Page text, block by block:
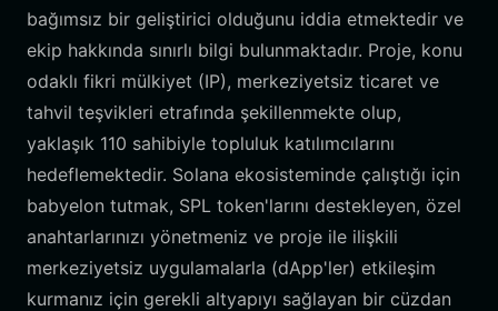
bağımsız bir geliştirici olduğunu iddia etmektedir ve
ekip hakkında sınırlı bilgi bulunmaktadır. Proje, konu
odaklı fikri mülkiyet (IP), merkeziyetsiz ticaret ve
tahvil teşvikleri etrafında şekillenmekte olup,
yaklaşık 110 sahibiyle topluluk katılımcılarını
hedeflemektedir. Solana ekosisteminde çalıştığı için
babyelon tutmak, SPL token'larını destekleyen, özel
anahtarlarınızı yönetmeniz ve proje ile ilişkili
merkeziyetsiz uygulamalarla (dApp'ler) etkileşim
kurmanız için gerekli altyapıyı sağlayan bir cüzdan